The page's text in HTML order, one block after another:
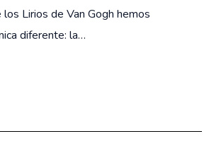
los Lirios de Van Gogh hemos
diferente: la…